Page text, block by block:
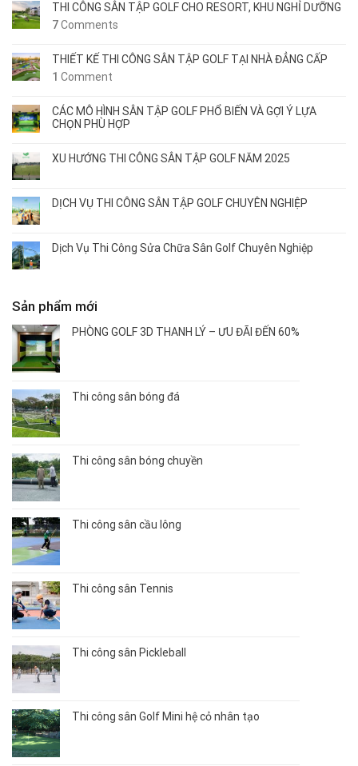
THI CÔNG SÂN TẬP GOLF CHO RESORT, KHU NGHỈ DƯỠNG
7Comments
THIẾT KẾ THI CÔNG SÂN TẬP GOLF TẠI NHÀ ĐẲNG CẤP
1 Comment
CÁC MÔ HÌNH SÂN TẬP GOLF PHỔ BIẾN VÀ GỢI Ý LỰA
CHỌN PHÙ HỢP
XU HƯỚNG THI CÔNG SÂN TẬP GOLF NĂM 2025
DỊCH VỤ THI CÔNG SÂN TẬP GOLF CHUYÊN NGHIỆP
Dịch Vụ Thi Công Sửa Chữa Sân Golf Chuyên Nghiệp
Sản phẩm mới
PHÒNG GOLF 3D THANH LÝ – ƯU ĐÃI ĐẾN 60%
Thi công sân bóng đá
Thi công sân bóng chuyền
Thi công sân cầu lông
Thi công sân Tennis
Thi công sân Pickleball
Thi công sân Golf Mini hệ cỏ nhân tạo